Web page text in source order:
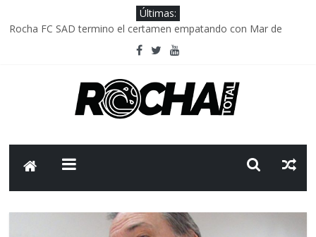
Últimas:
Rocha FC SAD termino el certamen empatando con Mar de
Delegación parlamentaria uruguaya llega a Israel; el Frente
Caso Charles Carrera: la causa que sobrevivió al paso del tiempo
Criminalidad en Uruguay: menos delitos,los homicidios son lo